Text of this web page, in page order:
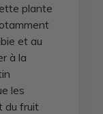
plante
et au
à la
les
du fruit